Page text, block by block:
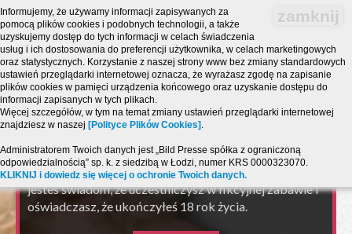
zamknij
Informujemy, że używamy informacji zapisywanych za
pomocą plików cookies i podobnych technologii, a także
uzyskujemy dostęp do tych informacji w celach świadczenia
usług i ich dostosowania do preferencji użytkownika, w celach marketingowych
oraz statystycznych. Korzystanie z naszej strony www bez zmiany standardowych
ustawień przeglądarki internetowej oznacza, że wyrażasz zgodę na zapisanie
plików cookies w pamięci urządzenia końcowego oraz uzyskanie dostępu do
informacji zapisanych w tych plikach.
Więcej szczegółów, w tym na temat zmiany ustawień przeglądarki internetowej
znajdziesz w naszej [Polityce Plików Cookies] .
Administratorem Twoich danych jest „Bild Presse spółka z ograniczoną
odpowiedzialnością” sp. k. z siedzibą w Łodzi, numer KRS 0000323070.
KLIKNIJ i dowiedz się więcej o ochronie Twoich danych.
Strona zawiera treści o charakterze erotycznym i jest
przeznaczona dla osób, które ukończyły 18 lat!
chat SMS i połączeń telefonicznych PARTY LINE.
Wchodząc na serwis akceptujesz warunki
jesteś świadom, że uczestniczysz w fikcyjnej zabawie i
oświadczasz, że ukończyłeś 18 rok życia.